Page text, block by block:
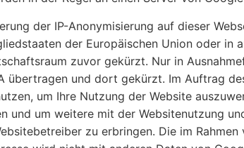
der IP-Anonymisierung auf dieser
der Europäischen Union oder in
zuvor gekürzt. Nur in
übertragen und dort gekürzt. Im Auftrag
um Ihre Nutzung der Website
und um weitere mit der Websitenutzung
zu erbringen. Die im